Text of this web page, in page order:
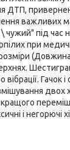
ДТП,
важливих
під час
при
Гачок
двох
і негорючі